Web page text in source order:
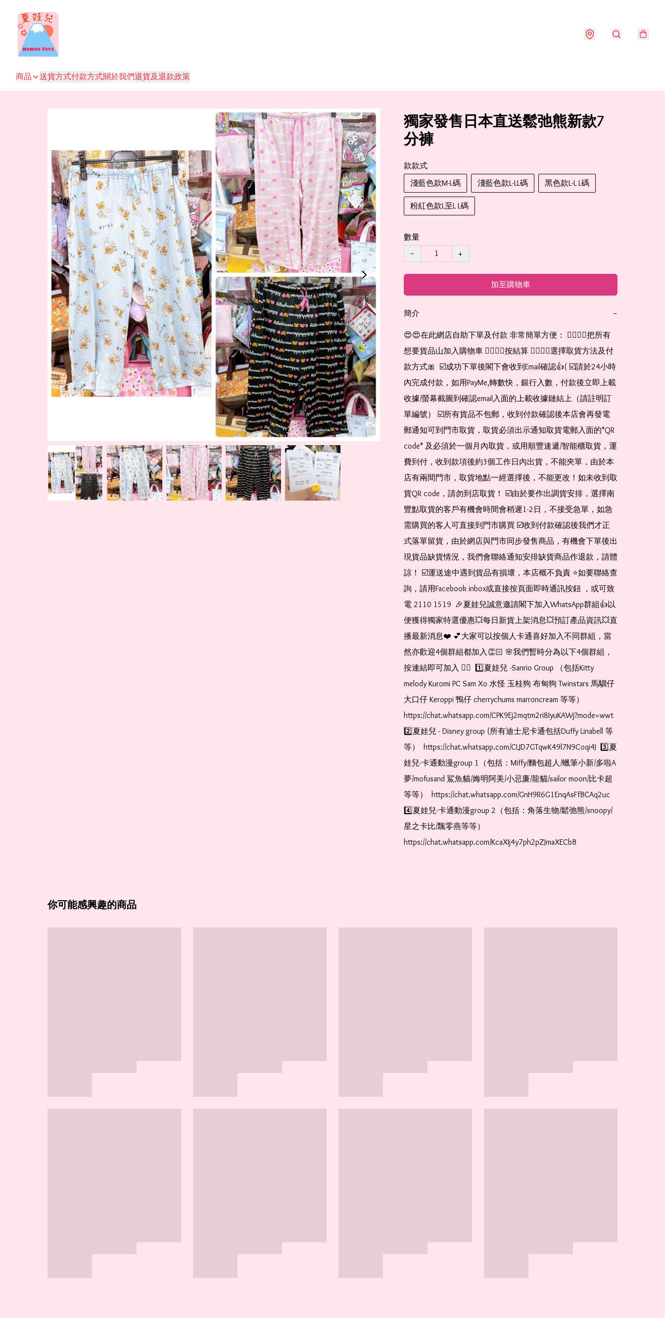
商品 送貨方式付款方式關於我們退貨及退款政策
獨家發售日本直送鬆弛熊新款7
分褲
款款式
淺藍色款M-L碼
淺藍色款L-LL碼 黑色款L-L L碼
粉紅色款L至L L碼
數量
−
+
加至購物車
簡介 −
😍😍在此網店自助下單及付款 非常簡單方便： 👉🏻👉🏻把所有
想要貨品山加入購物車 👉🏻👉🏻按結算 👉🏻👉🏻選擇取貨方法及付
款方式🎀  ☑️成功下單後閣下會收到Email確認👍( ☑️請於24小時
內完成付款，如用PayMe,轉數快，銀行入數，付款後立即上載
收據/螢幕截圖到確認email入面的上載收據鏈結上（請註明訂
單編號） ☑️所有貨品不包郵，收到付款確認後本店會再發電
郵通知可到門市取貨，取貨必須出示通知取貨電郵入面的*QR
code* 及必須於一個月內取貨，或用順豐速遞/智能櫃取貨，運
費到付，收到款項後約3個工作日內出貨，不能夾單，由於本
店有兩間門市，取貨地點一經選擇後，不能更改！如未收到取
貨QR code，請勿到店取貨！ ☑️由於要作出調貨安排，選擇南
豐點取貨的客戶有機會時間會稍遲1-2日，不接受急單，如急
需購買的客人可直接到門市購買 ☑️收到付款確認後我們才正
式落單留貨，由於網店與門市同步發售商品，有機會下單後出
現貨品缺貨情況，我們會聯絡通知安排缺貨商品作退款，請體
諒！ ☑️運送途中遇到貨品有損壞，本店概不負責 ⭐️如要聯絡查
詢，請用Facebook inbox或直接按頁面即時通訊按鈕 ，或可致
電 2110 1519  🎉夏娃兒誠意邀請閣下加入WhatsApp群組👍以
便獲得獨家特選優惠💥每日新貨上架消息💥預訂產品資訊💥直
播最新消息❤️ 💕大家可以按個人卡通喜好加入不同群組，當
然亦歡迎4個群組都加入👏🏻 🌸我們暫時分為以下4個群組，
按連結即可加入 👇🏻  1️⃣夏娃兒 -Sanrio Group （包括Kitty
melody Kuromi PC Sam Xo 水怪 玉桂狗 布甸狗 Twinstars 馬騮仔
大口仔 Keroppi 鴨仔 cherrychums marroncream 等等）
https://chat.whatsapp.com/CPK9Ej2mqtm2ri8IyuKAWj?mode=wwt
2️⃣夏娃兒 - Disney group (所有迪士尼卡通包括Duffy Linabell 等
等）  https://chat.whatsapp.com/CLJD7GTqwK49l7N9Coqi4J  3️⃣夏
娃兒-卡通動漫group 1（包括：Miffy/麵包超人/蠟筆小新/多啦A
夢/mofusand 鯊魚貓/娒明阿美/小忌廉/龍貓/sailor moon/比卡超
等等）  https://chat.whatsapp.com/GnH9R6G1EnqAsFfBCAq2uc
4️⃣夏娃兒-卡通動漫group 2（包括：角落生物/鬆弛熊/snoopy/
星之卡比/飄零燕等等）
https://chat.whatsapp.com/KcaXIj4y7ph2pZJmaXECbB
你可能感興趣的商品